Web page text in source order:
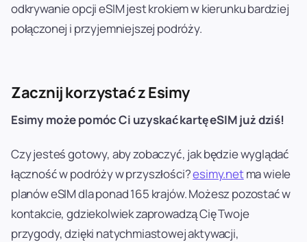
odkrywanie opcji eSIM jest krokiem w kierunku bardziej
połączonej i przyjemniejszej podróży.
Zacznij korzystać z Esimy
Esimy może pomóc Ci uzyskać kartę eSIM już dziś!
Czy jesteś gotowy, aby zobaczyć, jak będzie wyglądać
łączność w podróży w przyszłości?esimy.netma wiele
planów eSIM dla ponad 165 krajów. Możesz pozostać w
kontakcie, gdziekolwiek zaprowadzą Cię Twoje
przygody, dzięki natychmiastowej aktywacji,